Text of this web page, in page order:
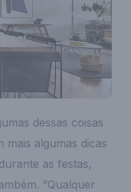
dessas coisas
algumas dicas
as festas,
“Qualquer